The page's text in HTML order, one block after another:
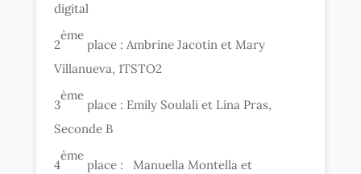
digital
2
ème
place : Ambrine Jacotin et Mary
Villanueva, 1TSTO2
3
ème
place : Emily Soulali et Lina Pras,
Seconde B
4
ème
place : Manuella Montella et